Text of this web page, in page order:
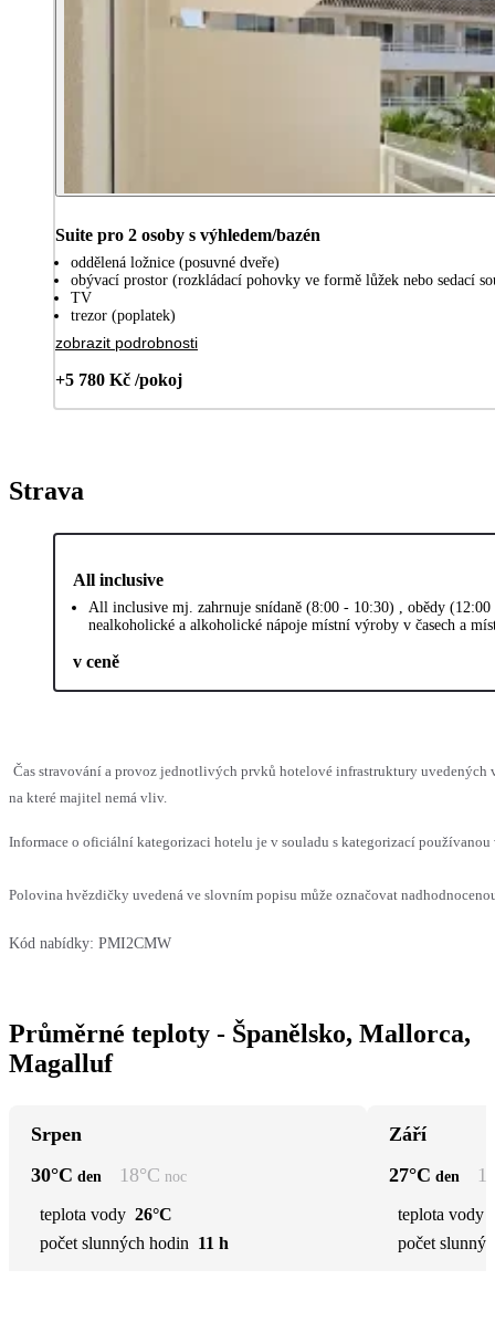
Suite pro 2 osoby s výhledem/bazén
oddělená ložnice (posuvné dveře)
obývací prostor (rozkládací pohovky ve formě lůžek nebo sedací
TV
trezor (poplatek)
zobrazit podrobnosti
+5 780 Kč /pokoj
Strava
All inclusive
All inclusive mj. zahrnuje snídaně (8:00 - 10:30) , obědy
nealkoholické a alkoholické nápoje místní výroby v časech a
v ceně
Čas stravování a provoz jednotlivých prvků hotelové infrastruktury uvedených
na které majitel nemá vliv.
Informace o oficiální kategorizaci hotelu je v souladu s kategorizací
Polovina hvězdičky uvedená ve slovním popisu může označovat
Kód nabídky: PMI2CMW
Průměrné teploty - Španělsko, Mallorca,
Magalluf
Srpen
30°C den 18°C noc
teplota vody 26°C
počet slunných hodin 11 h
Září
27°C den
teplota vody
počet